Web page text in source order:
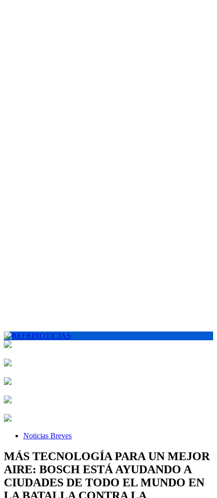
Noticias Breves
MÁS TECNOLOGÍA PARA UN MEJOR
AIRE: BOSCH ESTÁ AYUDANDO A
CIUDADES DE TODO EL MUNDO EN